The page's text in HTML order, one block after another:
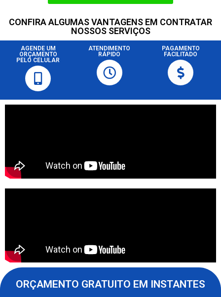
CONFIRA ALGUMAS VANTAGENS EM CONTRATAR
NOSSOS SERVIÇOS
AGENDE UM
ORÇAMENTO
PELO CELULAR
ATENDIMENTO
RÁPIDO
PAGAMENTO
FACILITADO
ORÇAMENTO GRATUITO EM INSTANTES